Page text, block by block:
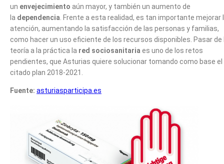
un envejecimiento aún mayor, y también un aumento de
la dependencia . Frente a esta realidad, es tan importante mejorar
atención, aumentando la satisfacción de las personas y familias,
como hacer un uso eficiente de los recursos disponibles. Pasar de
teoría a la práctica la red sociosanitaria es uno de los retos
pendientes, que Asturias quiere solucionar tomando como base el
citado plan 2018-2021.
Fuente: asturiasparticipa.es